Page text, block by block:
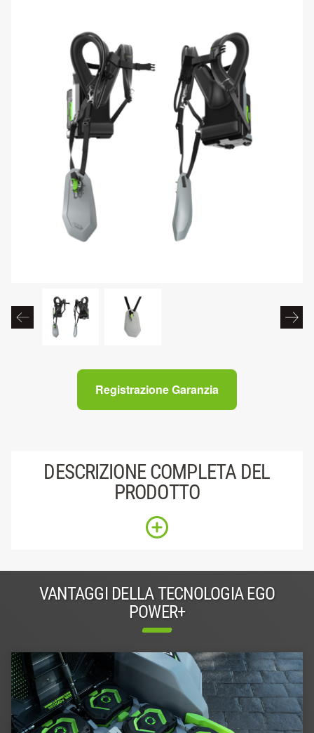
Registrazione Garanzia
DESCRIZIONE COMPLETA DEL
PRODOTTO
VANTAGGI DELLA TECNOLOGIA EGO
POWER+